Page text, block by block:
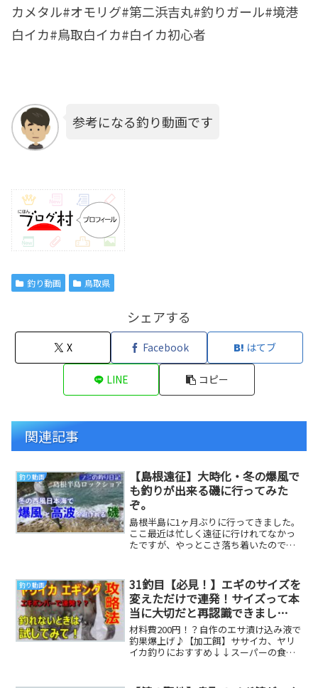
カメタル#オモリグ#第二浜吉丸#釣りガール#境港
白イカ#鳥取白イカ#白イカ初心者
参考になる釣り動画です
釣り動画 鳥取県
シェアする
X Facebook はてブ
LINE コピー
関連記事
釣り動画
【島根遠征】大時化・冬の爆風で
も釣りが出来る磯に行ってみた
ぞ。
島根半島に1ヶ月ぶりに行ってきました。
ここ最近は忙しく遠征に行けれてなかっ
たですが、やっとこさ落ち着いたので海
釣り動画
31釣目【必見！】エギのサイズを
変えただけで連発！サイズって本
当に大切だと再認識できまし
た！ ＃ヤリイカ ＃ササイカ
＃エギング #初心者
材料費200円！？自作のエサ漬け込み液で
釣果爆上げ♪【加工餌】ササイカ、ヤリ
イカ釣りにおすすめ↓↓スーパーの食材